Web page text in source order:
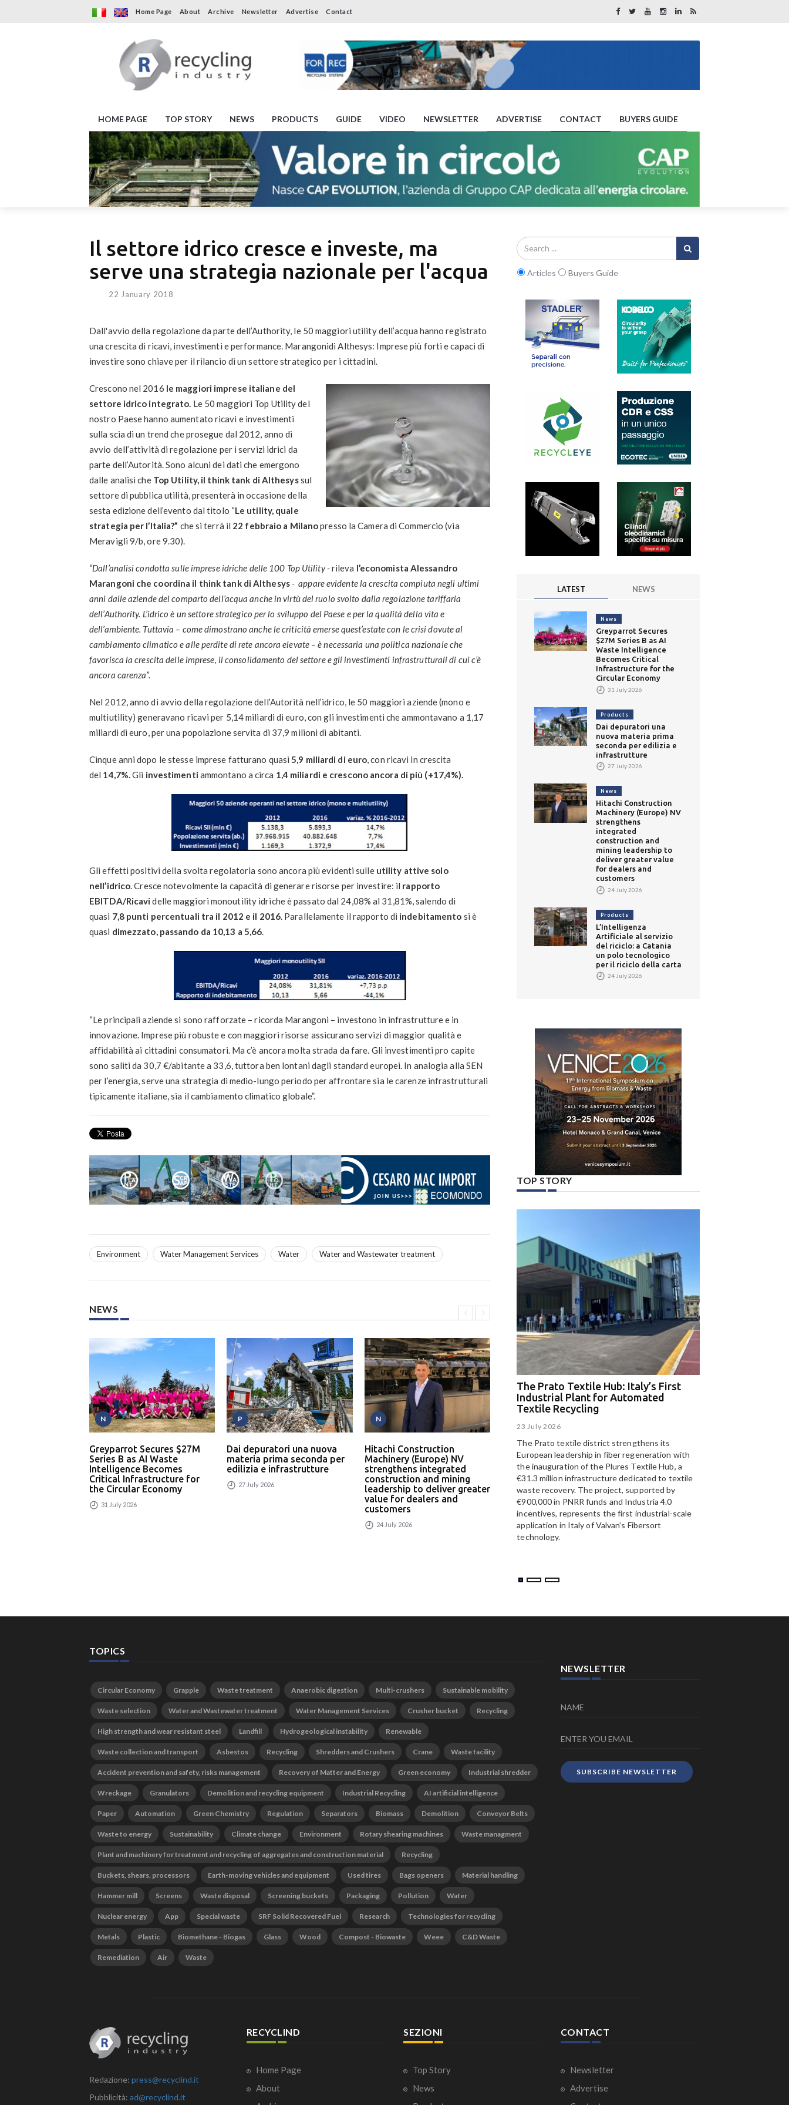
Home Page About Archive Newsletter Advertise Contact
HOME PAGE TOP STORY NEWS PRODUCTS GUIDE VIDEO NEWSLETTER ADVERTISE CONTACT BUYERS GUIDE
Il settore idrico cresce e investe, ma
serve una strategia nazionale per l'acqua
22 January 2018
Dall'avvio della regolazione da parte dell’Authority, le 50 maggiori utility dell’acqua hanno registrato
una crescita di ricavi, investimenti e performance. Marangonidi Althesys: Imprese più forti e capaci di
investire sono chiave per il rilancio di un settore strategico per i cittadini.
Crescono nel 2016 le maggiori imprese italiane del
settore idrico integrato. Le 50 maggiori Top Utility del
nostro Paese hanno aumentato ricavi e investimenti
sulla scia di un trend che prosegue dal 2012, anno di
avvio dell’attività di regolazione per i servizi idrici da
parte dell’Autorità. Sono alcuni dei dati che emergono
dalle analisi che Top Utility, il think tank di Althesyssul
settore di pubblica utilità, presenterà in occasione della
sesta edizione dell’evento dal titolo “Le utility, quale
strategia per l’Italia?” che si terrà il 22 febbraio a Milanopresso la Camera di Commercio (via
Meravigli 9/b, ore 9.30).
“Dall’analisi condotta sulle imprese idriche delle 100 Top Utility -rileva l’economista Alessandro
Marangoni che coordina il think tank di Althesys- appare evidente la crescita compiuta negli ultimi
anni dalle aziende del comparto dell’acqua anche in virtù del ruolo svolto dalla regolazione tariffaria
dell’Authority. L’idrico è un settore strategico per lo sviluppo del Paese e per la qualità della vita e
dell’ambiente. Tuttavia – come dimostrano anche le criticità emerse quest’estate con le crisi dovute al
cambiamento climatico e alle perdite di rete ancora elevate – è necessaria una politica nazionale che
favorisca la crescita delle imprese, il consolidamento del settore e gli investimenti infrastrutturali di cui c’è
ancora carenza”.
Nel 2012, anno di avvio della regolazione dell’Autorità nell’idrico, le 50 maggiori aziende (mono e
multiutility) generavano ricavi per 5,14 miliardi di euro, con gli investimenti che ammontavano a 1,17
miliardi di euro, per una popolazione servita di 37,9 milioni di abitanti.
Cinque anni dopo le stesse imprese fatturano quasi5,9 miliardi di euro, con ricavi in crescita
del 14,7%.Gli investimenti ammontano a circa 1,4 miliardi e crescono ancora di più (+17,4%).
Gli effetti positivi della svolta regolatoria sono ancora più evidenti sulleutility attive solo
nell’idrico. Cresce notevolmente la capacità di generare risorse per investire: il rapporto
EBITDA/Ricavi delle maggiori monoutility idriche è passato dal 24,08% al 31,81%, salendo di
quasi 7,8 punti percentuali tra il 2012 e il 2016. Parallelamente il rapporto di indebitamento si è
quasi dimezzato, passando da 10,13 a 5,66.
“Le principali aziende si sono rafforzate – ricorda Marangoni – investono in infrastrutture e in
innovazione. Imprese più robuste e con maggiori risorse assicurano servizi di maggior qualità e
affidabilità ai cittadini consumatori. Ma c’è ancora molta strada da fare. Gli investimenti pro capite
sono saliti da 30,7 €/abitante a 33,6, tuttora ben lontani dagli standard europei. In analogia alla SEN
per l’energia, serve una strategia di medio-lungo periodo per affrontare sia le carenze infrastrutturali
tipicamente italiane, sia il cambiamento climatico globale”.
Environment Water Management Services Water Water and Wastewater treatment
NEWS
N
Greyparrot Secures $27M
Series B as AI Waste
Intelligence Becomes
Critical Infrastructure for
the Circular Economy
31 July 2026
P
Dai depuratori una nuova
materia prima seconda per
edilizia e infrastrutture
27 July 2026
N
Hitachi Construction
Machinery (Europe) NV
strengthens integrated
construction and mining
leadership to deliver greater
value for dealers and
customers
24 July 2026
L’Intelligenza Artificiale al
servizio del riciclo: a Catania
un polo tecnologico per il
riciclo della carta
24 July 2026
The Prato Textile Hub:
Italy’s First Industrial Plant
for Automated Textile
Recycling
23 July 2026
Articles Buyers Guide
LATEST NEWS
News
Greyparrot Secures
$27M Series B as AI
Waste Intelligence
Becomes Critical
Infrastructure for the
Circular Economy
31 July 2026
Products
Dai depuratori una
nuova materia prima
seconda per edilizia e
infrastrutture
27 July 2026
News
Hitachi Construction
Machinery (Europe) NV
strengthens
integrated
construction and
mining leadership to
deliver greater value
for dealers and
customers
24 July 2026
Products
L’Intelligenza
Artificiale al servizio
del riciclo: a Catania
un polo tecnologico
per il riciclo della carta
24 July 2026
TOP STORY
The Prato Textile Hub: Italy’s First
Industrial Plant for Automated
Textile Recycling
23 July 2026
The Prato textile district strengthens its
European leadership in fiber regeneration with
the inauguration of the Plures Textile Hub, a
€31.3 million infrastructure dedicated to textile
waste recovery. The project, supported by
€900,000 in PNRR funds and Industria 4.0
incentives, represents the first industrial-scale
application in Italy of Valvan’s Fibersort
technology.
TOPICS
Circular Economy Grapple Waste treatment Anaerobic digestion Multi-crushers Sustainable mobility
Waste selection Water and Wastewater treatment Water Management Services Crusher bucket Recycling
High strength and wear resistant steel Landfill Hydrogeological instability Renewable
Waste collection and transport Asbestos Recycling Shredders and Crushers Crane Waste facility
Accident prevention and safety, risks management Recovery of Matter and Energy Green economy Industrial shredder
Wreckage Granulators Demolition and recycling equipment Industrial Recycling AI artificial intelligence
Paper Automation Green Chemistry Regulation Separators Biomass Demolition Conveyor Belts
Waste to energy Sustainability Climate change Environment Rotary shearing machines Waste managment
Plant and machinery for treatment and recycling of aggregates and construction material Recycling
Buckets, shears, processors Earth-moving vehicles and equipment Used tires Bags openers Material handling
Hammer mill Screens Waste disposal Screening buckets Packaging Pollution Water
Nuclear energy App Special waste SRF Solid Recovered Fuel Research Technologies for recycling
Metals Plastic Biomethane - Biogas Glass Wood Compost - Biowaste Weee C&D Waste
Remediation Air Waste
NEWSLETTER
SUBSCRIBE NEWSLETTER
Redazione: press@recyclind.it
Pubblicità: ad@recyclind.it
RECYCLIND
Home Page
About
SEZIONI
Top Story
News
CONTACT
Newsletter
Advertise